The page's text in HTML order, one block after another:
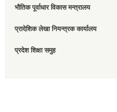
भौतिक पूर्वाधार विकास मन्त्रालय
प्रादेशिक लेखा नियन्त्रक कार्यालय
प्रदेश शिक्षा समुह